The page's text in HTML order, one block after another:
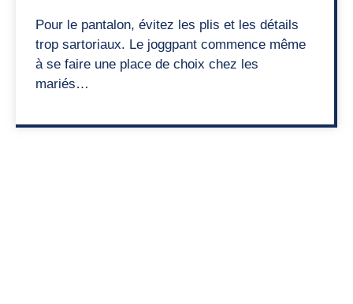
Pour le pantalon, évitez les plis et les détails
trop sartoriaux. Le joggpant commence même
à se faire une place de choix chez les
mariés…